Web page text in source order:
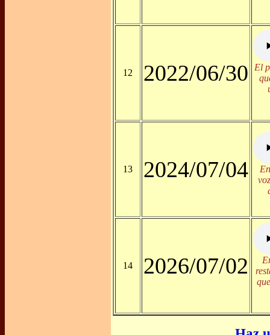
12 2022/06/30
El
13 2024/07/04
14 2026/07/02